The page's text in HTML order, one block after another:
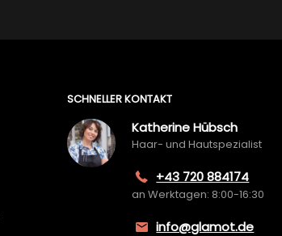
SCHNELLER KONTAKT
Katherine Hübsch
Haar- und Hautspezialist
+43 720 884174
an Werktagen: 8:00-16:30
info@glamot.de